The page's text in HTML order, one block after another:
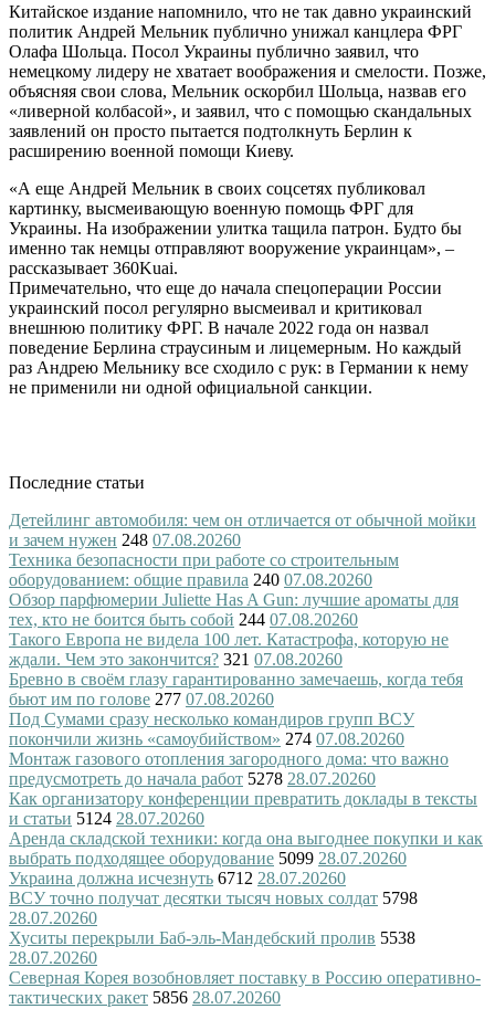
Китайское издание напомнило, что не так давно украинский
политик Андрей Мельник публично унижал канцлера ФРГ
Олафа Шольца. Посол Украины публично заявил, что
немецкому лидеру не хватает воображения и смелости. Позже,
объясняя свои слова, Мельник оскорбил Шольца, назвав его
«ливерной колбасой», и заявил, что с помощью скандальных
заявлений он просто пытается подтолкнуть Берлин к
расширению военной помощи Киеву.
«А еще Андрей Мельник в своих соцсетях публиковал
картинку, высмеивающую военную помощь ФРГ для
Украины. На изображении улитка тащила патрон. Будто бы
именно так немцы отправляют вооружение украинцам», –
рассказывает 360Kuai.
Примечательно, что еще до начала спецоперации России
украинский посол регулярно высмеивал и критиковал
внешнюю политику ФРГ. В начале 2022 года он назвал
поведение Берлина страусиным и лицемерным. Но каждый
раз Андрею Мельнику все сходило с рук: в Германии к нему
не применили ни одной официальной санкции.
Последние статьи
Детейлинг автомобиля: чем он отличается от обычной мойки
и зачем нужен 248 07.08.20260
Техника безопасности при работе со строительным
оборудованием: общие правила 240 07.08.20260
Обзор парфюмерии Juliette Has A Gun: лучшие ароматы для
тех, кто не боится быть собой 244 07.08.20260
Такого Европа не видела 100 лет. Катастрофа, которую не
ждали. Чем это закончится? 321 07.08.20260
Бревно в своём глазу гарантированно замечаешь, когда тебя
бьют им по голове 277 07.08.20260
Под Сумами сразу несколько командиров групп ВСУ
покончили жизнь «самоубийством» 274 07.08.20260
Монтаж газового отопления загородного дома: что важно
предусмотреть до начала работ 5278 28.07.20260
Как организатору конференции превратить доклады в тексты
и статьи 5124 28.07.20260
Аренда складской техники: когда она выгоднее покупки и как
выбрать подходящее оборудование 5099 28.07.20260
Украина должна исчезнуть 6712 28.07.20260
ВСУ точно получат десятки тысяч новых солдат 5798
28.07.20260
Хуситы перекрыли Баб-эль-Мандебский пролив 5538
28.07.20260
Северная Корея возобновляет поставку в Россию оперативно-
тактических ракет 5856 28.07.20260